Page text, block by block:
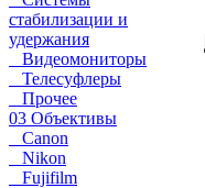
стабилизации и
удержания
Видеомониторы
Телесуфлеры
Прочее
03 Объективы
Canon
Nikon
Fujifilm